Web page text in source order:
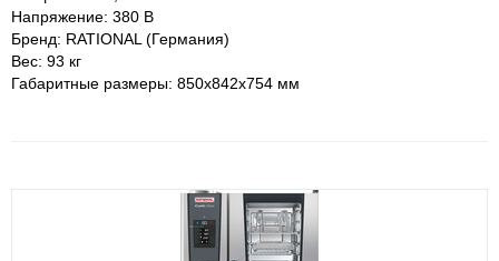
Напряжение: 380 В
Бренд: RATIONAL (Германия)
Вес: 93 кг
Габаритные размеры: 850х842х754 мм